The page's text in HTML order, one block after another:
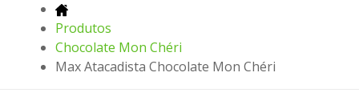
Produtos
Chocolate Mon Chéri
Max Atacadista Chocolate Mon Chéri